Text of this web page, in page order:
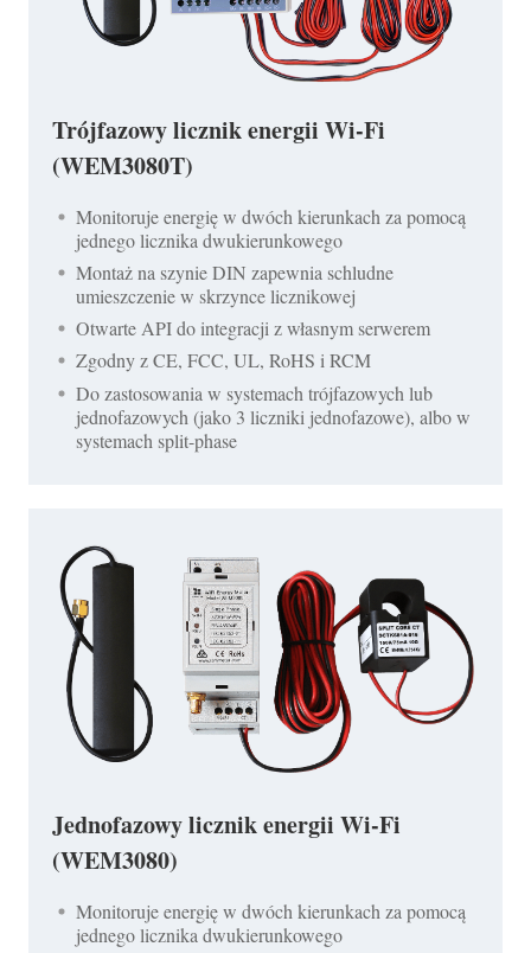
Trójfazowy licznik energii Wi-Fi
(WEM3080T)
Monitoruje energię w dwóch kierunkach za pomocą
jednego licznika dwukierunkowego
Montaż na szynie DIN zapewnia schludne
umieszczenie w skrzynce licznikowej
Otwarte API do integracji z własnym serwerem
Zgodny z CE, FCC, UL, RoHS i RCM
Do zastosowania w systemach trójfazowych lub
jednofazowych (jako 3 liczniki jednofazowe), albo w
systemach split-phase
Jednofazowy licznik energii Wi-Fi
(WEM3080)
Monitoruje energię w dwóch kierunkach za pomocą
jednego licznika dwukierunkowego